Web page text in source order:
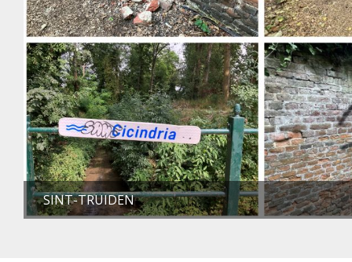
SINT-TRUIDEN